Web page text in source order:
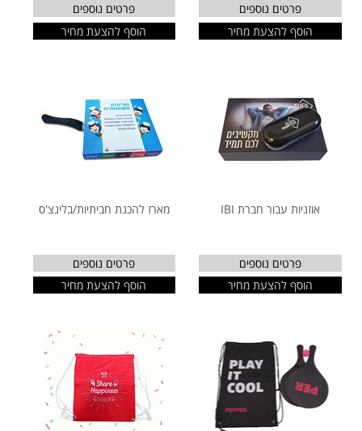
פרטים נוספים
הוסף להצעת מחיר
פרטים נוספים
הוסף להצעת מחיר
אוזניות עבור חברת IBI
פרטים נוספים
הוסף להצעת מחיר
מארז להכנת חביתיות/בלינצ'ס
פרטים נוספים
הוסף להצעת מחיר